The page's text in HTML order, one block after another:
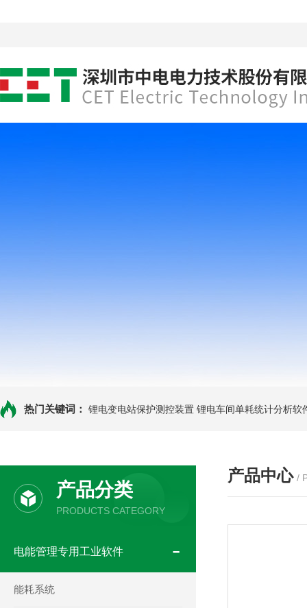
热门关键词： 锂电变电站保护测控装置 锂电车间单耗统计分析软
产品分类
PRODUCTS CATEGORY
电能管理专用工业软件
能耗系统
产品中心 /